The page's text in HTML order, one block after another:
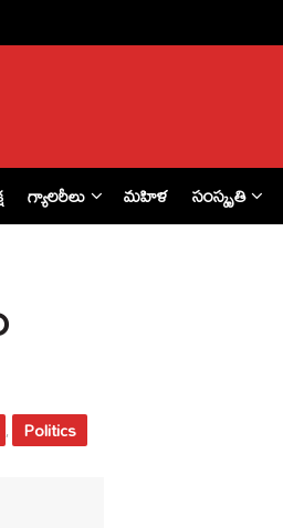
గ్యాలరీలు మహిళ సంస్కృతి
, Politics